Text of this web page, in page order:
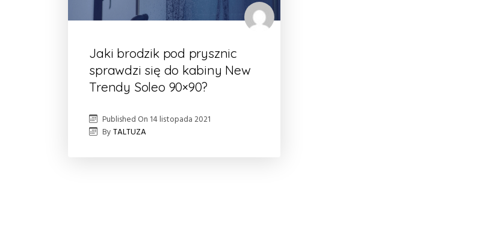
Jaki brodzik pod prysznic
sprawdzi się do kabiny New
Trendy Soleo 90×90?
Published On 14 listopada 2021
ByTALTUZA